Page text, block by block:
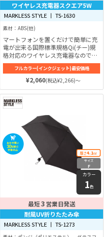
ワイヤレス充電器スクエア5W
MARKLESS STYLE 丨 TS-1630
素材：ABS(他)
マートフォンを置くだけで簡単に充
電が出来る国際標準規格Qi(チー)規
格対応のワイヤレス充電器なので、
充電器の高さは約9mmと薄く、ア
イテム自体に無駄な装飾がないため
デスクや棚、ベッドサイドに置いて
もインテリアの邪魔になりにくいの
がいいですよね♪
フルカラー(インクジェット)最安価格
¥2,060(税込¥2,266)～
厚さ4.1oz
サイズ
F
カラー
1色
最短3 営業日発送
耐風UV折りたたみ傘
MARKLESS STYLE 丨 TS-1273